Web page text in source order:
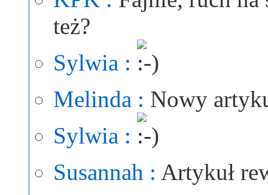
też?
Sylwia :
Melinda : Nowy
Sylwia :
Susannah : Artykuł